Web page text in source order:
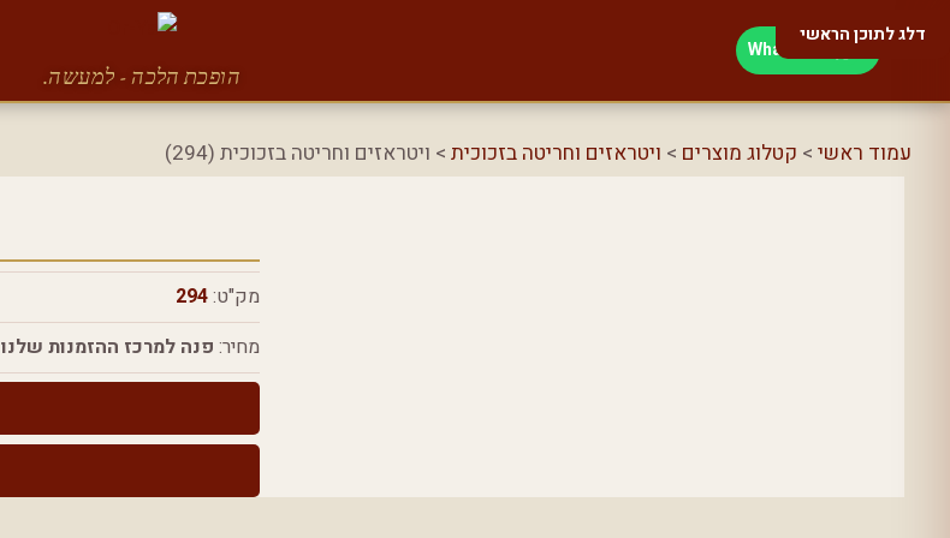
דלג לתוכן הראשי
WhatsApp
הופכת הלכה - למעשה.
עמוד ראשי > קטלוג מוצרים > ויטראזים וחריטה בזכוכית > ויטראזים וחריטה בזכוכית (294)
מק"ט:294
מחיר: פנה למרכז ההזמנות שלנו